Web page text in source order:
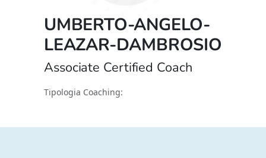
UMBERTO-ANGELO-
LEAZAR-DAMBROSIO
Associate Certified Coach
Tipologia Coaching: